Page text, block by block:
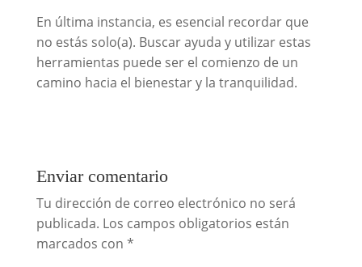
En última instancia, es esencial recordar que
no estás solo(a). Buscar ayuda y utilizar estas
herramientas puede ser el comienzo de un
camino hacia el bienestar y la tranquilidad.
Enviar comentario
Tu dirección de correo electrónico no será
publicada. Los campos obligatorios están
marcados con *